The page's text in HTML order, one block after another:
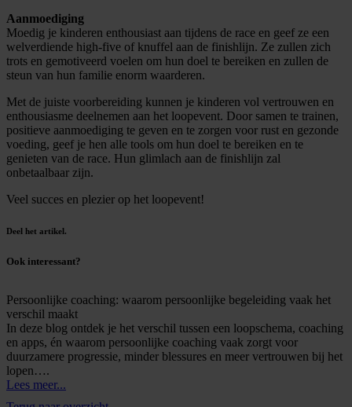
Aanmoediging
Moedig je kinderen enthousiast aan tijdens de race en geef ze een
welverdiende high-five of knuffel aan de finishlijn. Ze zullen zich
trots en gemotiveerd voelen om hun doel te bereiken en zullen de
steun van hun familie enorm waarderen.
Met de juiste voorbereiding kunnen je kinderen vol vertrouwen en
enthousiasme deelnemen aan het loopevent. Door samen te trainen,
positieve aanmoediging te geven en te zorgen voor rust en gezonde
voeding, geef je hen alle tools om hun doel te bereiken en te
genieten van de race. Hun glimlach aan de finishlijn zal
onbetaalbaar zijn.
Veel succes en plezier op het loopevent!
Deel het artikel.
Ook interessant?
Persoonlijke coaching: waarom persoonlijke begeleiding vaak het
verschil maakt
In deze blog ontdek je het verschil tussen een loopschema, coaching
en apps, én waarom persoonlijke coaching vaak zorgt voor
duurzamere progressie, minder blessures en meer vertrouwen bij het
lopen….
Lees meer...